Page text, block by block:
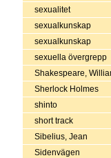
sexualitet
sexualkunskap
sexualkunskap
sexuella övergrepp
Shakespeare,
Sherlock Holmes
shinto
short track
Sibelius, Jean
Sidenvägen